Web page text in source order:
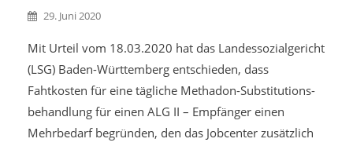
29. Juni 2020
Mit Urteil vom 18.03.2020 hat das Landessozialgericht
(LSG) Baden-Württemberg entschieden, dass
Fahtkosten für eine tägliche Methadon-Substitutions­
behandlung für einen ALG II – Empfänger einen
Mehrbedarf begründen, den das Jobcenter zusätzlich